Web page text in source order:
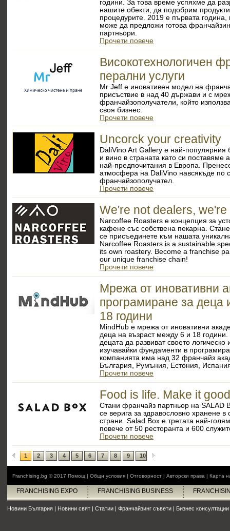
години. За това време успяхме да
нашите обекти, да подобрим
процедурите. 2019 е първата
може да предложи готова
партньори.
Прочети повече
Високотехнологичен
перални услуги
Mr Jeff е иновативен модел на
присъствие в над 40 държави и с
франчайзополучатели, който
своя бизнес.
Прочети повече
Uncorck your creativity
DaliVino Art Gallery e най-популярния
и вино в страната като си
най-предпочитания в Европа.
атмосфера на DaliVino навсякъде по
франчайзополучател.
Прочети повече
We're not dealers,
Narcoffee Roasters е концепция за
кафене със собствена пекарна.
се присъединете към нашата
Narcoffee Roasters is a sustainable
its own roastery. Become a franchise
our unique franchise chain!
Прочети повече
Мрежа от иновативни
програмиране за
18 години
MindHub e мрежа от иновативни
деца на възраст между 6 и 18
децата да развиват своето
изучавайки фундаменти в
компанията има над 32 франчайз
България, Румъния, Естония,
Прочети повече
Food is life. Make it
Стани франчайз партньор на SALAD
се верига за здравословно хранене в
страни. Salad Box е третата най-
повече от 50 ресторанта и 600
Прочети повече
1 2 3 4 5 6 7 8 9 10
Franchising.bg © 2017 Помощ | Общи условия | Отговорност | Авторски права | Карта
FRANCHISING EXPO FRANCHISING BUSINESS
Новини България | Новини свят | Статии | Франчайзинг съвети | Бизнес консултации